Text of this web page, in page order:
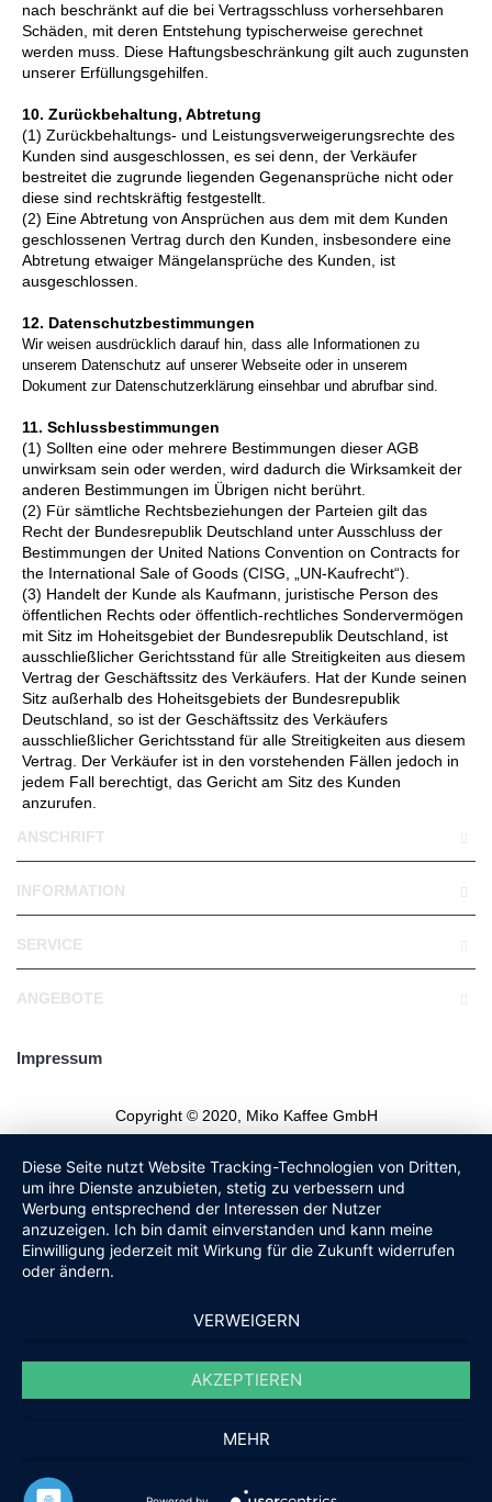
nach beschränkt auf die bei Vertragsschluss vorhersehbaren
Schäden, mit deren Entstehung typischerweise gerechnet
werden muss. Diese Haftungsbeschränkung gilt auch zugunsten
unserer Erfüllungsgehilfen.
10. Zurückbehaltung, Abtretung
(1) Zurückbehaltungs- und Leistungsverweigerungsrechte des
Kunden sind ausgeschlossen, es sei denn, der Verkäufer
bestreitet die zugrunde liegenden Gegenansprüche nicht oder
diese sind rechtskräftig festgestellt.
(2) Eine Abtretung von Ansprüchen aus dem mit dem Kunden
geschlossenen Vertrag durch den Kunden, insbesondere eine
Abtretung etwaiger Mängelansprüche des Kunden, ist
ausgeschlossen.
12. Datenschutzbestimmungen
Wir weisen ausdrücklich darauf hin, dass alle Informationen zu
unserem Datenschutz auf unserer Webseite oder in unserem
Dokument zur Datenschutzerklärung einsehbar und abrufbar sind.
11. Schlussbestimmungen
(1) Sollten eine oder mehrere Bestimmungen dieser AGB
unwirksam sein oder werden, wird dadurch die Wirksamkeit der
anderen Bestimmungen im Übrigen nicht berührt.
(2) Für sämtliche Rechtsbeziehungen der Parteien gilt das
Recht der Bundesrepublik Deutschland unter Ausschluss der
Bestimmungen der United Nations Convention on Contracts for
the International Sale of Goods (CISG, „UN-Kaufrecht“).
(3) Handelt der Kunde als Kaufmann, juristische Person des
öffentlichen Rechts oder öffentlich-rechtliches Sondervermögen
mit Sitz im Hoheitsgebiet der Bundesrepublik Deutschland, ist
ausschließlicher Gerichtsstand für alle Streitigkeiten aus diesem
Vertrag der Geschäftssitz des Verkäufers. Hat der Kunde seinen
Sitz außerhalb des Hoheitsgebiets der Bundesrepublik
Deutschland, so ist der Geschäftssitz des Verkäufers
ausschließlicher Gerichtsstand für alle Streitigkeiten aus diesem
Vertrag. Der Verkäufer ist in den vorstehenden Fällen jedoch in
jedem Fall berechtigt, das Gericht am Sitz des Kunden
anzurufen.
ANSCHRIFT
INFORMATION
SERVICE
ANGEBOTE
Impressum
Copyright © 2020, Miko Kaffee GmbH
Diese Seite nutzt Website Tracking-Technologien von Dritten,
um ihre Dienste anzubieten, stetig zu verbessern und
Werbung entsprechend der Interessen der Nutzer
anzuzeigen. Ich bin damit einverstanden und kann meine
Einwilligung jederzeit mit Wirkung für die Zukunft widerrufen
oder ändern.
VERWEIGERN
AKZEPTIEREN
MEHR